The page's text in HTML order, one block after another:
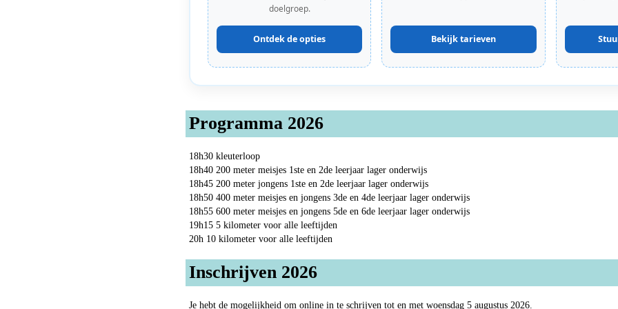
doelgroep.
Ontdek de opties Bekijk tarieven
Programma 2026
18h30 kleuterloop
18h40 200 meter meisjes 1ste en 2de leerjaar lager onderwijs
18h45 200 meter jongens 1ste en 2de leerjaar lager onderwijs
18h50 400 meter meisjes en jongens 3de en 4de leerjaar lager onderwijs
18h55 600 meter meisjes en jongens 5de en 6de leerjaar lager onderwijs
19h15 5 kilometer voor alle leeftijden
20h 10 kilometer voor alle leeftijden
Inschrijven 2026
Je hebt de mogelijkheid om online in te schrijven tot en met woensdag 5 augustus 2026.